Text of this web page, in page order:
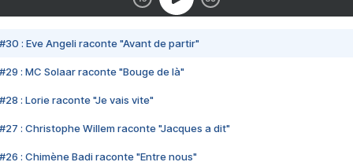
#30 : Eve Angeli raconte "Avant de partir"
#29 : MC Solaar raconte "Bouge de là"
#28 : Lorie raconte "Je vais vite"
#27 : Christophe Willem raconte "Jacques a dit"
#26 : Chimène Badi raconte "Entre nous"